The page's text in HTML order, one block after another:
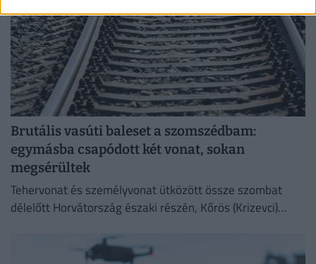
Brutális vasúti baleset a szomszédbam:
egymásba csapódott két vonat, sokan
megsérültek
Tehervonat és személyvonat ütközött össze szombat
délelőtt Horvátország északi részén, Kőrös (Krizevci)